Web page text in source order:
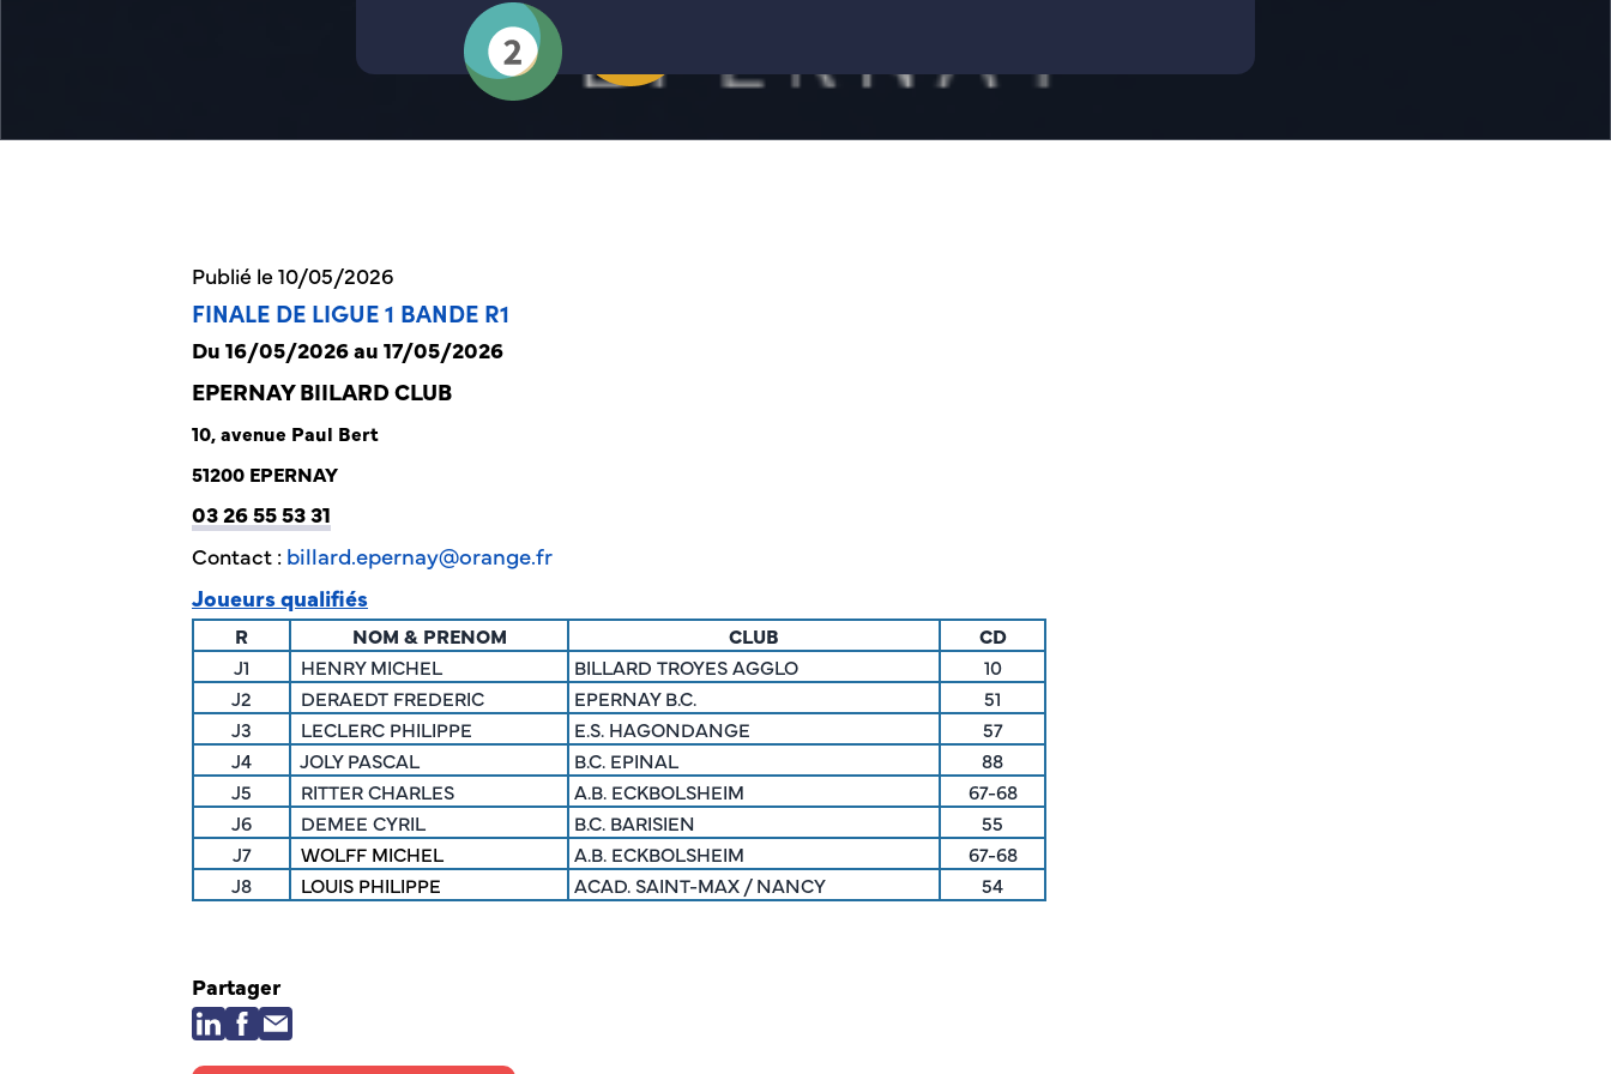
Publié le 10/05/2026
FINALE DE LIGUE 1 BANDE R1
Du 16/05/2026 au 17/05/2026
EPERNAY BIILARD CLUB
10, avenue Paul Bert
51200 EPERNAY
03 26 55 53 31
Contact : billard.epernay@orange.fr
Joueurs qualifiés
R NOM & PRENOM CLUB
CD
J1
HENRY MICHEL BILLARD TROYES AGGLO
10
J2
DERAEDT FREDERIC EPERNAY B.C.
51
J3
LECLERC PHILIPPE E.S. HAGONDANGE
57
J4
JOLY PASCAL B.C. EPINAL
88
J5
RITTER CHARLES A.B. ECKBOLSHEIM
67-68
J6
DEMEE CYRIL B.C. BARISIEN
55
J7
WOLFF MICHEL A.B. ECKBOLSHEIM
67-68
J8
LOUIS PHILIPPE ACAD. SAINT-MAX / NANCY 54
Partager